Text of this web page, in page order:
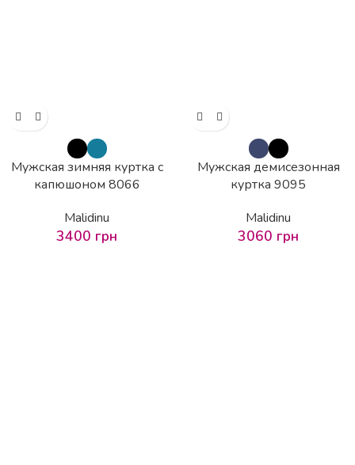
Мужская зимняя куртка с
капюшоном 8066
Malidinu
3400 грн
Мужская демисезонная
куртка 9095
Malidinu
3060 грн